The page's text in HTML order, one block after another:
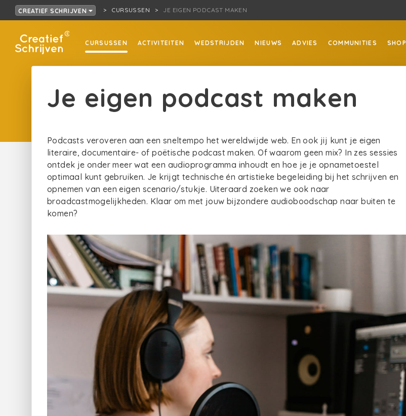
CREATIEF SCHRIJVEN CURSUSSEN JE EIGEN PODCAST MAKEN
CURSUSSEN ACTIVITEITEN WEDSTRIJDEN NIEUWS ADVIES COMMUNITIES SHOP
Je eigen podcast maken
Podcasts veroveren aan een sneltempo het wereldwijde web. En ook jij kunt je eigen
literaire, documentaire- of poëtische podcast maken. Of waarom geen mix? In zes sessies
ontdek je onder meer wat een audioprogramma inhoudt en hoe je je opnametoestel
optimaal kunt gebruiken. Je krijgt technische én artistieke begeleiding bij het schrijven en
opnemen van een eigen scenario/stukje. Uiteraard zoeken we ook naar
broadcastmogelijkheden. Klaar om met jouw bijzondere audioboodschap naar buiten te
komen?